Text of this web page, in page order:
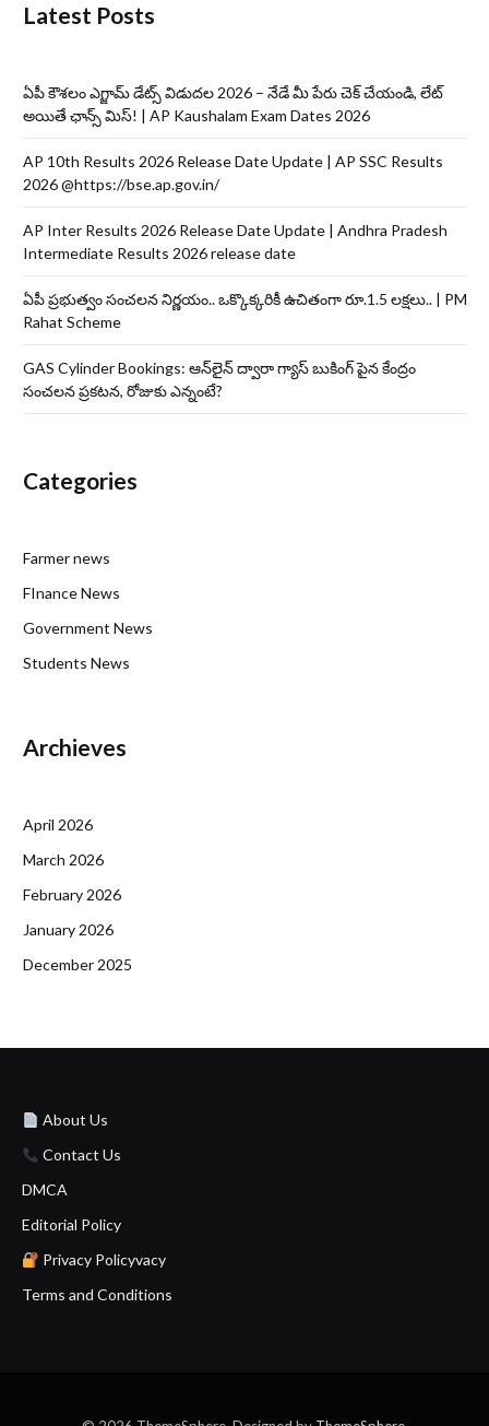
Latest Posts
ఏపీ కౌశలం ఎగ్జామ్ డేట్స్ విడుదల 2026 – నేడే మీ పేరు చెక్ చేయండి, లేట్
అయితే ఛాన్స్ మిస్! | AP Kaushalam Exam Dates 2026
AP 10th Results 2026 Release Date Update | AP SSC Results
2026 @https://bse.ap.gov.in/
AP Inter Results 2026 Release Date Update | Andhra Pradesh
Intermediate Results 2026 release date
ఏపీ ప్రభుత్వం సంచలన నిర్ణయం.. ఒక్కొక్కరికీ ఉచితంగా రూ.1.5 లక్షలు.. | PM
Rahat Scheme
GAS Cylinder Bookings: ఆన్‌లైన్‌ ద్వారా గ్యాస్ బుకింగ్ పైన కేంద్రం
సంచలన ప్రకటన, రోజుకు ఎన్నంటే?
Categories
Farmer news
FInance News
Government News
Students News
Archieves
April 2026
March 2026
February 2026
January 2026
December 2025
About Us
Contact Us
DMCA
Editorial Policy
Privacy Policyvacy
Terms and Conditions